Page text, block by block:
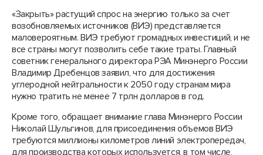
«Закрыть» растущий спрос на энергию только за счет
возобновляемых источников (ВИЭ) представляется
маловероятным. ВИЭ требуют громадных инвестиций, и не
все страны могут позволить себе такие траты. Главный
советник генерального директора РЭА Минэнерго России
Владимир Дребенцов заявил, что для достижения
углеродной нейтральности к 2050 году странам мира
нужно тратить не менее 7 трлн долларов в год.
Кроме того, обращает внимание глава Минэнерго России
Николай Шульгинов, для присоединения объемов ВИЭ
требуются миллионы километров линий электропередач,
для производства которых используется, в том числе,